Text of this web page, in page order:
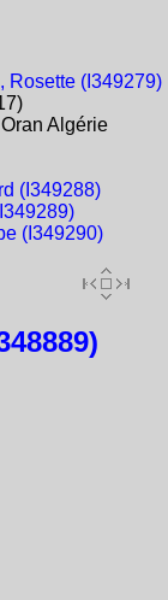
Rosette (I349279)
Algérie
(I349288)
(I349290)